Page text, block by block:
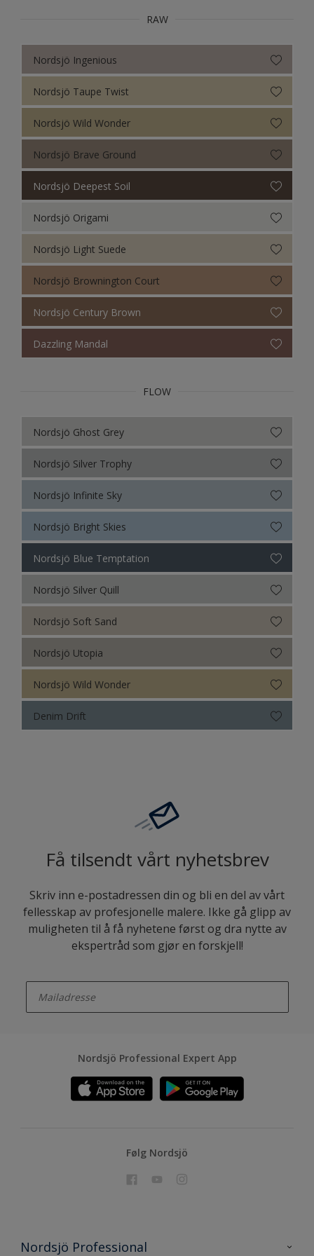
RAW
Nordsjö Ingenious
Nordsjö Taupe Twist
Nordsjö Wild Wonder
Nordsjö Brave Ground
Nordsjö Deepest Soil
Nordsjö Origami
Nordsjö Light Suede
Nordsjö Brownington Court
Nordsjö Century Brown
Dazzling Mandal
FLOW
Nordsjö Ghost Grey
Nordsjö Silver Trophy
Nordsjö Infinite Sky
Nordsjö Bright Skies
Nordsjö Blue Temptation
Nordsjö Silver Quill
Nordsjö Soft Sand
Nordsjö Utopia
Nordsjö Wild Wonder
Denim Drift
Få tilsendt vårt nyhetsbrev
Skriv inn e-postadressen din og bli en del av vårt
fellesskap av profesjonelle malere. Ikke gå glipp av
muligheten til å få nyhetene først og dra nytte av
ekspertråd som gjør en forskjell!
Nordsjö Professional Expert App
Følg Nordsjö
Nordsjö Professional